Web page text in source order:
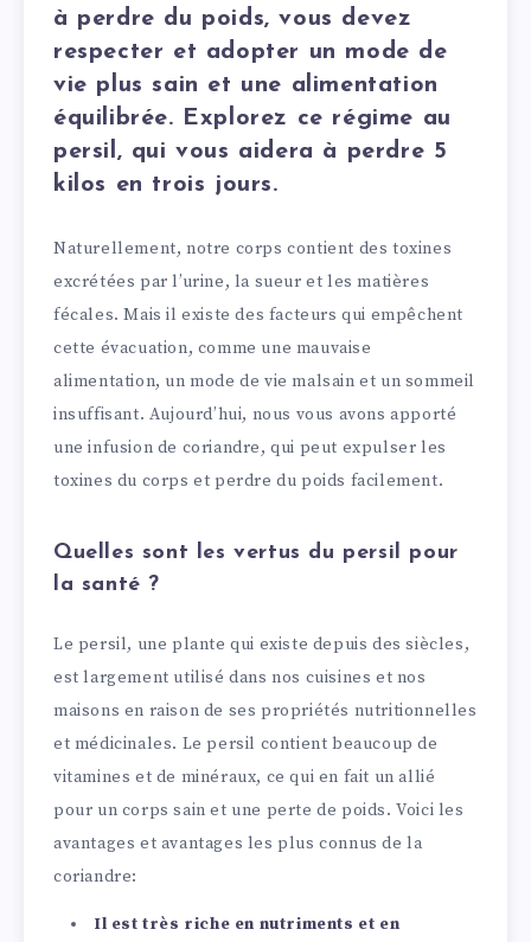
à perdre du poids, vous devez
respecter et adopter un mode de
vie plus sain et une alimentation
équilibrée. Explorez ce régime au
persil, qui vous aidera à perdre 5
kilos en trois jours.
Naturellement, notre corps contient des toxines
excrétées par l’urine, la sueur et les matières
fécales. Mais il existe des facteurs qui empêchent
cette évacuation, comme une mauvaise
alimentation, un mode de vie malsain et un sommeil
insuffisant. Aujourd’hui, nous vous avons apporté
une infusion de coriandre, qui peut expulser les
toxines du corps et perdre du poids facilement.
Quelles sont les vertus du persil pour
la santé ?
Le persil, une plante qui existe depuis des siècles,
est largement utilisé dans nos cuisines et nos
maisons en raison de ses propriétés nutritionnelles
et médicinales. Le persil contient beaucoup de
vitamines et de minéraux, ce qui en fait un allié
pour un corps sain et une perte de poids. Voici les
avantages et avantages les plus connus de la
coriandre:
Il est très riche en nutriments et en